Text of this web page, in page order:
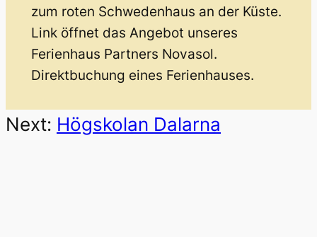
zum roten Schwedenhaus an der Küste.
Link öffnet das Angebot unseres
Ferienhaus Partners Novasol.
Direktbuchung eines Ferienhauses.
Next: Högskolan Dalarna